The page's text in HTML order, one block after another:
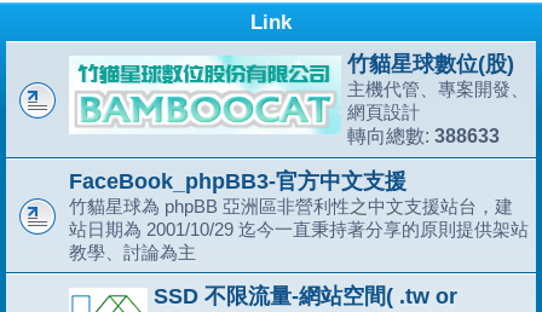
Link
竹貓星球數位(股)
主機代管、專案開發、
網頁設計
轉向總數: 388633
FaceBook_phpBB3-官方中文支援
竹貓星球為 phpBB 亞洲區非營利性之中文支援站台，建
站日期為 2001/10/29 迄今一直秉持著分享的原則提供架站
教學、討論為主
SSD 不限流量-網站空間( .tw or